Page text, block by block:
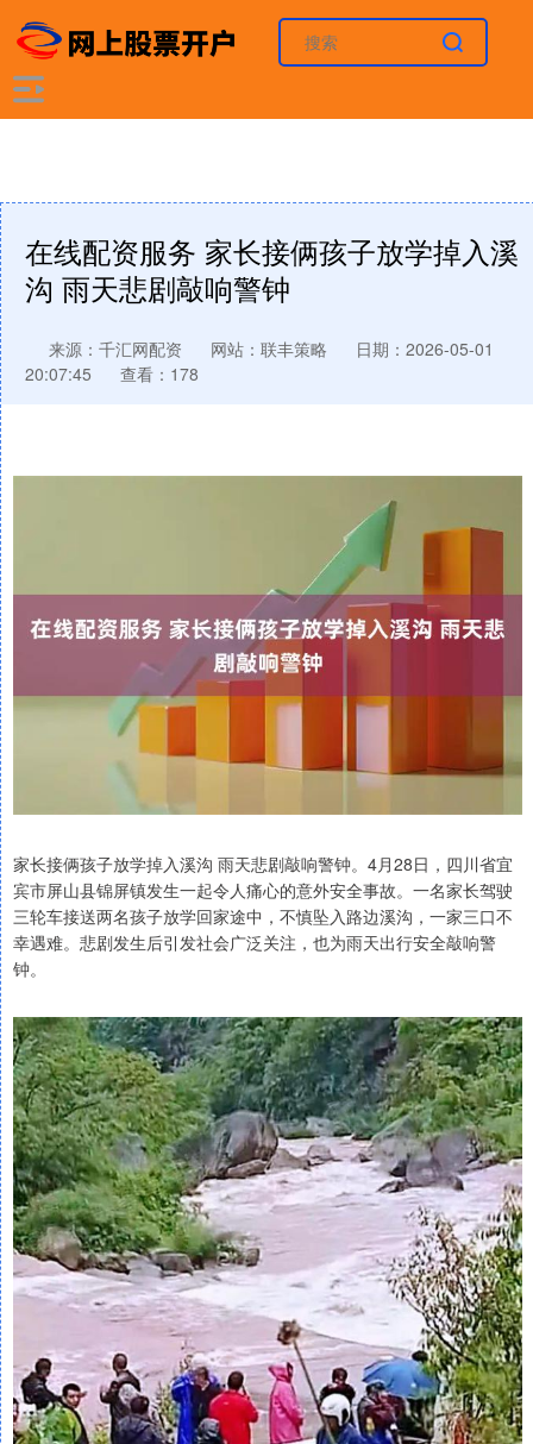
在线配资服务 家长接俩孩子放学掉入溪
沟 雨天悲剧敲响警钟
来源：千汇网配资 网站：联丰策略
日期：2026-05-01
20:07:45
查看：178
家长接俩孩子放学掉入溪沟 雨天悲剧敲响警钟。4月28日，四川省宜
宾市屏山县锦屏镇发生一起令人痛心的意外安全事故。一名家长驾驶
三轮车接送两名孩子放学回家途中，不慎坠入路边溪沟，一家三口不
幸遇难。悲剧发生后引发社会广泛关注，也为雨天出行安全敲响警
钟。